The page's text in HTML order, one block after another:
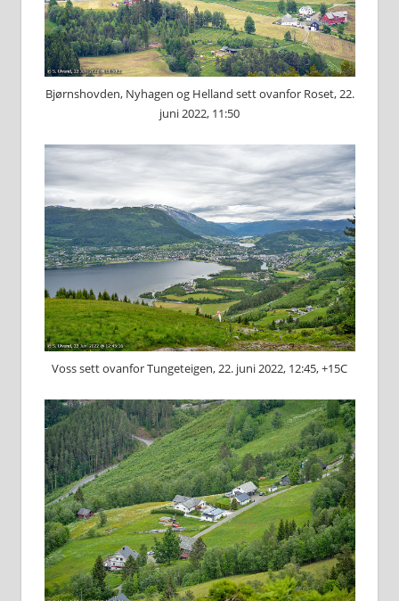
Bjørnshovden, Nyhagen og Helland sett ovanfor Roset, 22.
juni 2022, 11:50
Voss sett ovanfor Tungeteigen, 22. juni 2022, 12:45, +15C